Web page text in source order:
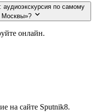
аудиоэкскурсия по самому
Москвы»?
онлайн.
на сайте Sputnik8.